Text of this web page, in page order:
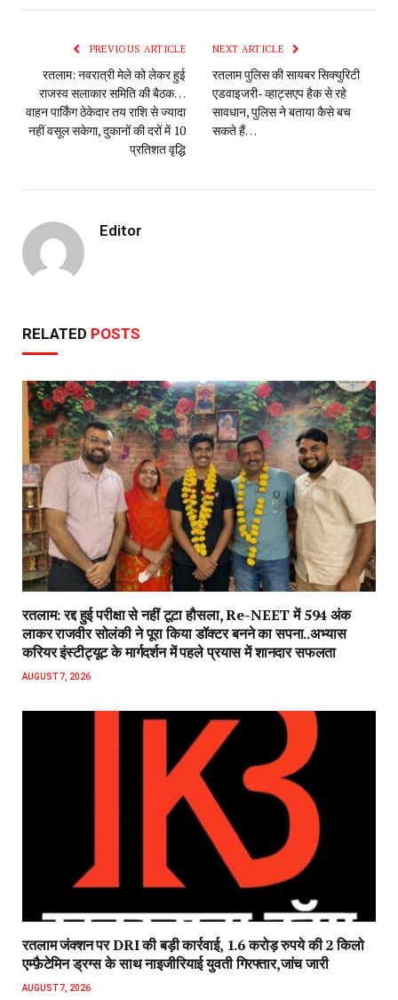
PREVIOUS ARTICLE
रतलाम: नवरात्री मेले को लेकर हुई
राजस्व सलाकार समिति की बैठक…
वाहन पार्किंग ठेकेदार तय राशि से ज्यादा
नहीं वसूल‌ सकेगा, दुकानों की दरों में 10
प्रतिशत वृद्धि
NEXT ARTICLE
रतलाम पुलिस की सायबर सिक्युरिटी
एडवाइजरी- व्हाट्सएप हैक से रहे
सावधान, पुलिस ने बताया कैसे बच
सकते हैं…
Editor
RELATED POSTS
रतलाम: रद्द हुई परीक्षा से नहीं टूटा हौसला, Re-NEET में 594 अंक
लाकर राजवीर सोलंकी ने पूरा किया डॉक्टर बनने का सपना..अभ्यास
करियर इंस्टीट्यूट के मार्गदर्शन में पहले प्रयास में शानदार सफलता
AUGUST 7, 2026
रतलाम जंक्शन पर DRI की बड़ी कार्रवाई, 1.6 करोड़ रुपये की 2 किलो
एम्फ़ैटेमिन ड्रग्स के साथ नाइजीरियाई युवती गिरफ्तार,जांच जारी
AUGUST 7, 2026